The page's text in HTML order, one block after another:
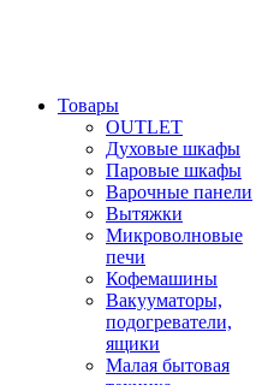
Товары
OUTLET
Духовые шкафы
Паровые шкафы
Варочные панели
Вытяжки
Микроволновые
печи
Кофемашины
Вакууматоры,
подогреватели,
ящики
Малая бытовая